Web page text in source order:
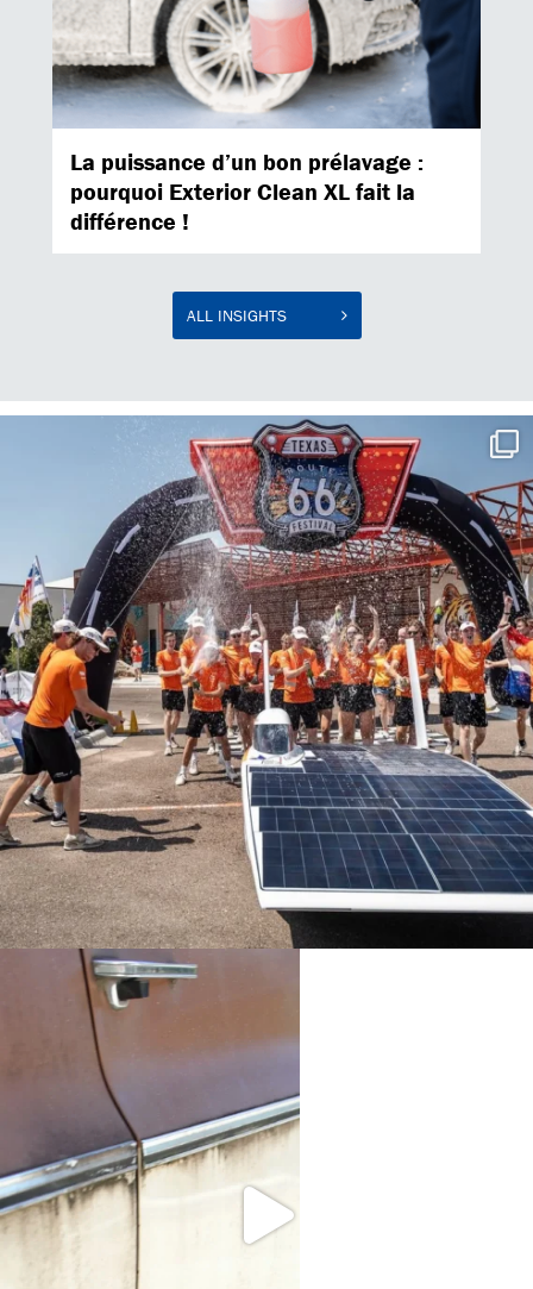
La puissance d’un bon prélavage :
pourquoi Exterior Clean XL fait la
différence !
ALL INSIGHTS